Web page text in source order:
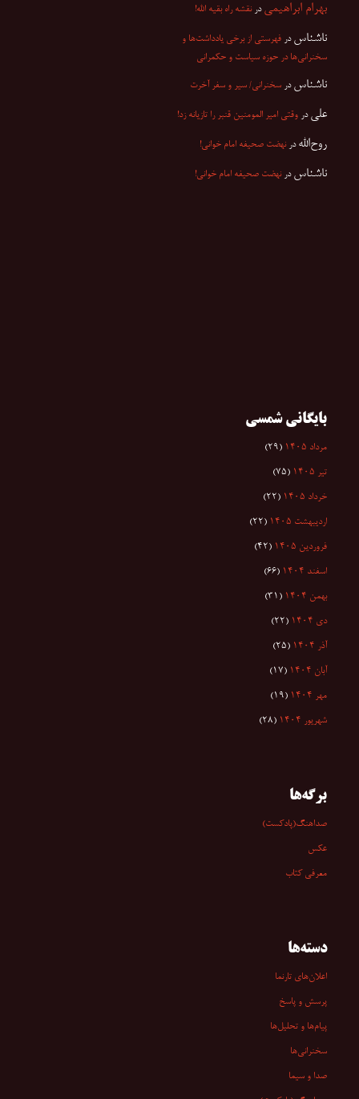
بهرام ابراهیمی درنقشه راه بقیه الله!
ناشناس در فهرستی از برخی یادداشت‌ها و
سخنرانی‌ها در حوزه سیاست و حکمرانی
ناشناس در سخنرانی/ سیر و سفر آخرت
علی در وقتی امیر المومنین قنبر را تازیانه زد!
روح‌الله درنهضت صحیفه امام خوانی!
ناشناس درنهضت صحیفه امام خوانی!
بایگانی شمسی
مرداد ۱۴۰۵ (۲۹)
تیر ۱۴۰۵ (۷۵)
خرداد ۱۴۰۵ (۲۲)
اردیبهشت ۱۴۰۵ (۲۲)
فروردین ۱۴۰۵ (۴۲)
اسفند ۱۴۰۴ (۶۶)
بهمن ۱۴۰۴ (۳۱)
دی ۱۴۰۴ (۲۲)
آذر ۱۴۰۴ (۲۵)
آبان ۱۴۰۴ (۱۷)
مهر ۱۴۰۴ (۱۹)
شهریور ۱۴۰۴ (۲۸)
برگه‌ها
صداهنگ(پادکست)
عکس
معرفی کتاب
دسته‌ها
اعلان‌های تارنما
پرسش و پاسخ
پیام‌ها و تحلیل‌ها
سخنرانی‏‏‌ها
صدا و سیما